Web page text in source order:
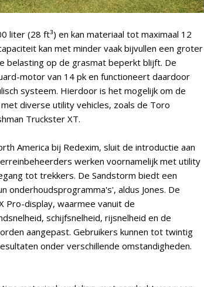
liter (28 ft³) en kan materiaal tot maximaal 12
kan met minder vaak bijvullen een groter
belasting op de grasmat beperkt blijft. De
motor van 14 pk en functioneert daardoor
systeem. Hierdoor is het mogelijk om de
diverse utility vehicles, zoals de Toro
Truckster XT.
America bij Redexim, sluit de introductie aan
werken voornamelijk met utility
tot trekkers. De Sandstorm biedt een
onderhoudsprogramma's', aldus Jones. De
Pro-display, waarmee vanuit de
schijfsnelheid, rijsnelheid en de
aangepast. Gebruikers kunnen tot twintig
onder verschillende omstandigheden.